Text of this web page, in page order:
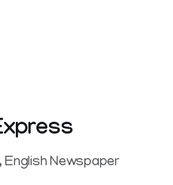
English Newspaper